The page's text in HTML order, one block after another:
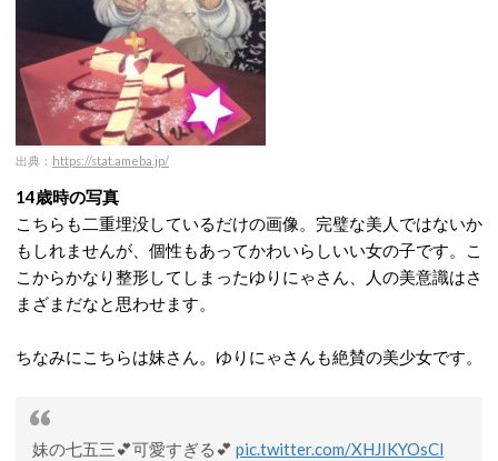
出典： https://stat.ameba.jp/
14歳時の写真
こちらも二重埋没しているだけの画像。完璧な美人ではないか
もしれませんが、個性もあってかわいらしいい女の子です。こ
こからかなり整形してしまったゆりにゃさん、人の美意識はさ
まざまだなと思わせます。
ちなみにこちらは妹さん。ゆりにゃさんも絶賛の美少女です。
妹の七五三💕可愛すぎる💕 pic.twitter.com/XHJIKYOsCl